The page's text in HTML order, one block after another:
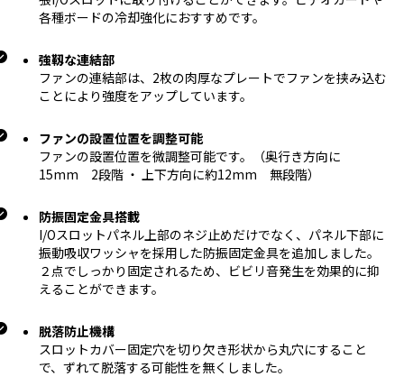
各種ボードの冷却強化におすすめです。
強靱な連結部
ファンの連結部は、2枚の肉厚なプレートでファンを挟み込む
ことにより強度をアップしています。
ファンの設置位置を調整可能
ファンの設置位置を微調整可能です。（奥行き方向に
15mm 2段階 ・ 上下方向に約12mm 無段階）
防振固定金具搭載
I/Oスロットパネル上部のネジ止めだけでなく、パネル下部に
振動吸収ワッシャを採用した防振固定金具を追加しました。
２点でしっかり固定されるため、ビビリ音発生を効果的に抑
えることができます。
脱落防止機構
スロットカバー固定穴を切り欠き形状から丸穴にすること
で、ずれて脱落する可能性を無くしました。